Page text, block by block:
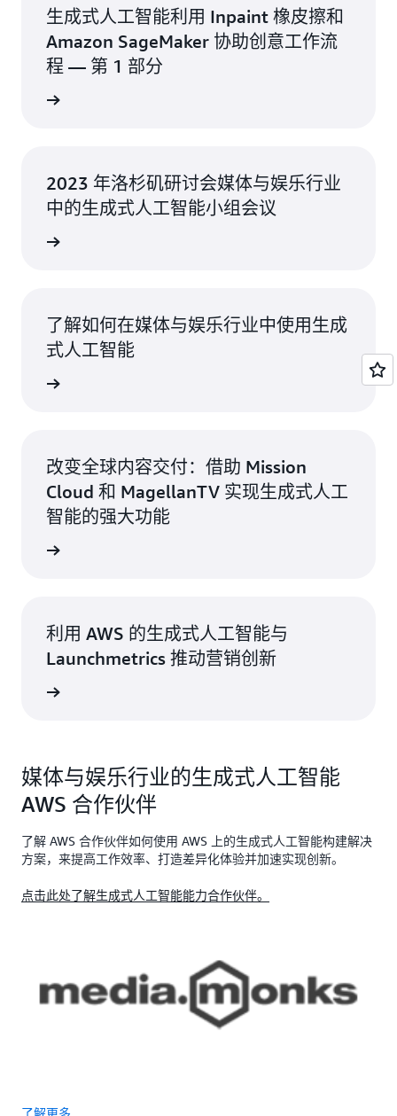
生成式人工智能利用 Inpaint 橡皮擦和
Amazon SageMaker 协助创意工作流
程 — 第 1 部分
2023 年洛杉矶研讨会媒体与娱乐行业
中的生成式人工智能小组会议
了解如何在媒体与娱乐行业中使用生成
式人工智能
改变全球内容交付：借助 Mission
Cloud 和 MagellanTV 实现生成式人工
智能的强大功能
利用 AWS 的生成式人工智能与
Launchmetrics 推动营销创新
媒体与娱乐行业的生成式人工智能
AWS 合作伙伴
了解 AWS 合作伙伴如何使用 AWS 上的生成式人工智能构建解决
方案，来提高工作效率、打造差异化体验并加速实现创新。
点击此处了解生成式人工智能能力合作伙伴。
了解更多